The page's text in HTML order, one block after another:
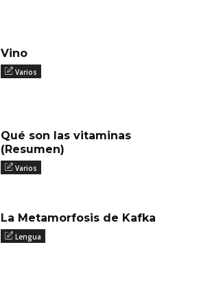
Vino
Varios
Qué son las vitaminas
(Resumen)
Varios
La Metamorfosis de Kafka
Lengua